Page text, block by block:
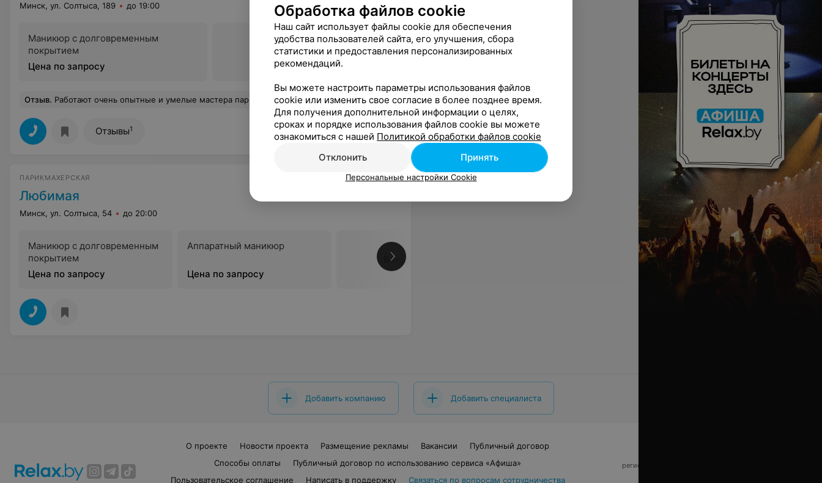
Минск, ул. Солтыса, 189 до 19:00
Маникюр с долговременным
покрытием
Цена по запросу
Все цены
Отзыв. Работают очень опытные и умелые мастера парикмахерского дела. Теперь хожу только в эту парикмахерскую. Квалифицированные мастера, всегда стрижка, покраска и укладка на отлично, золотые ручки. Очень приятная атмосфера и благожелательное отношение к клиентам. Спасибо! Еще
Отзывы1
ПАРИКМАХЕРСКАЯ
Любимая
Минск, ул. Солтыса, 54 до 20:00
Маникюр с долговременным
покрытием
Цена по запросу
Аппаратный маникюр
Цена по запросу
Все цены
Добавить компанию Добавить специалиста
О проекте Новости проекта Размещение рекламы Вакансии
Публичный договор
Способы оплаты
Публичный договор по использованию сервиса «Афиша»
Пользовательское соглашение
Написать в поддержку Связаться по вопросам сотрудничества
регистрирующий орган - Минский горисполком
Обработка файлов cookie
Наш сайт использует файлы cookie для обеспечения
удобства пользователей сайта, его улучшения, сбора
статистики и предоставления персонализированных
рекомендаций.
Вы можете настроить параметры использования файлов
cookie или изменить свое согласие в более позднее время.
Для получения дополнительной информации о целях,
сроках и порядке использования файлов cookie вы можете
ознакомиться с нашей Политикой обработки файлов cookie
Отклонить
Принять
Персональные настройки Cookie